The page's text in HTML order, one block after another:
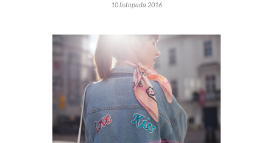
10 listopada 2016